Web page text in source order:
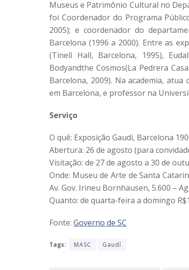
Museus e Patrimônio Cultural no
foi Coordenador do Programa
2005); e coordenador do
Barcelona (1996 a 2000). Entre as
(Tinell Hall, Barcelona, 1995),
Bodyandthe Cosmos(La Pedrera
Barcelona, 2009). Na academia,
em Barcelona, e professor na
Serviço
O quê: Exposição Gaudí, Barcelona
Abertura: 26 de agosto (para
Visitação: de 27 de agosto a 30 de
Onde: Museu de Arte de Santa
Av. Gov. Irineu Bornhausen, 5.600 –
Quanto: de quarta-feira a domingo
Fonte: Governo de SC
Tags: MASC Gaudí